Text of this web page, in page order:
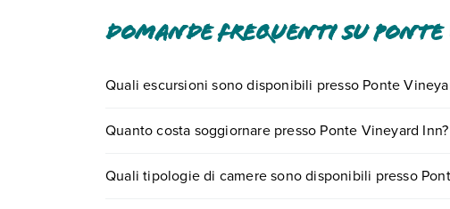
Domande frequenti su
Quali escursioni sono disponibili presso Ponte
0721.17231 oprenotando un appuntamento.
Quanto costa soggiornare presso Ponte Vineyard Inn?
quando partire.
Quali tipologie di camere sono disponibili presso